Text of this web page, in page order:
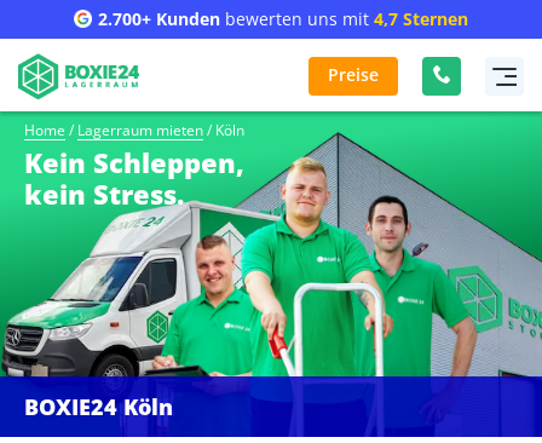
2.700+ Kunden bewerten uns mit 4,7 Sternen
Preise
Home / Lagerraum mieten/ Köln
Kein Schleppen,
kein Stress.
BOXIE24 Köln